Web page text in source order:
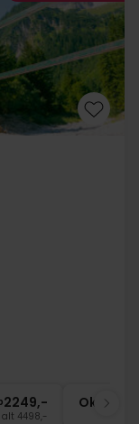
2249,-
alt 4498,-
Okt